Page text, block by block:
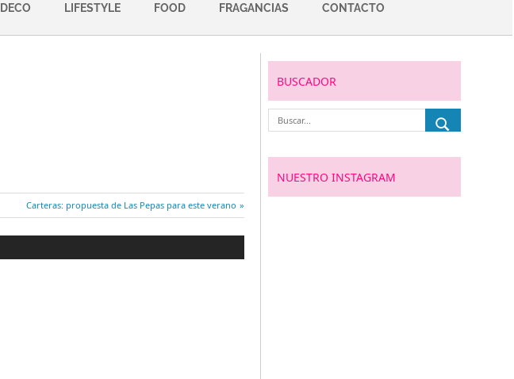
DECO LIFESTYLE FOOD FRAGANCIAS CONTACTO
Entrada
siguiente:
Carteras: propuesta de Las Pepas para este verano
BUSCADOR
NUESTRO INSTAGRAM